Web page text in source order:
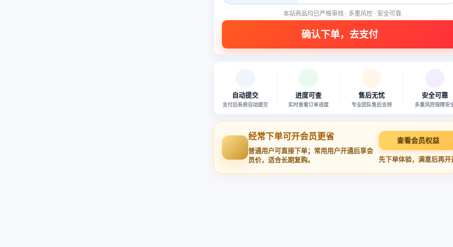
本站商品均已严格审核 · 多重风控 · 安全可靠
自动提交
支付后系统自动提交
进度可查
实时查看订单进度
售后无忧
专业团队售后支持
安全可靠
多重风控保障安
经常下单可开会员更省
普通用户可直接下单；常用用户开通后享会
员价，适合长期复购。
查看会员权益
先下单体验，满意后再开